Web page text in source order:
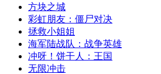
方块之城
彩虹朋友：僵尸对决
拯救小姐姐
海军陆战队：战争英雄
冲呀！饼干人：王国
无限冲击